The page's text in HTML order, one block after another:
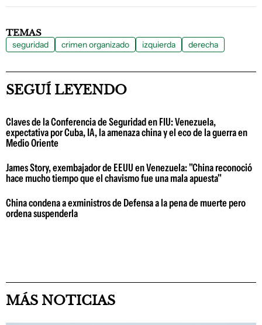
TEMAS
seguridad crimen organizado izquierda derecha
SEGUÍ LEYENDO
Claves de la Conferencia de Seguridad en FIU: Venezuela,
expectativa por Cuba, IA, la amenaza china y el eco de la guerra en
Medio Oriente
James Story, exembajador de EEUU en Venezuela: "China reconoció
hace mucho tiempo que el chavismo fue una mala apuesta"
China condena a exministros de Defensa a la pena de muerte pero
ordena suspenderla
MÁS NOTICIAS